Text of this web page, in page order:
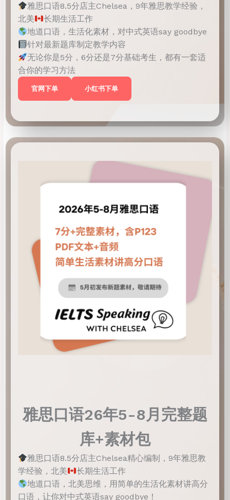
雅思口语8.5分店主Chelsea，9年雅思教学经验，
北美
长期生活工作
地道口语，生活化素材，对中式英语say goodbye
针对最新题库制定教学内容
无论你是5分，6分还是7分基础考生，都有一套适
合你的学习方法
官网下单 小红书下单
雅思口语26年5-8月完整题
库+素材包
雅思口语8.5分店主Chelsea精心编制，9年雅思教
学经验，北美
长期生活工作
地道口语，北美思维，用简单的生活化素材讲高分
口语，让你对中式英语say goodbye！